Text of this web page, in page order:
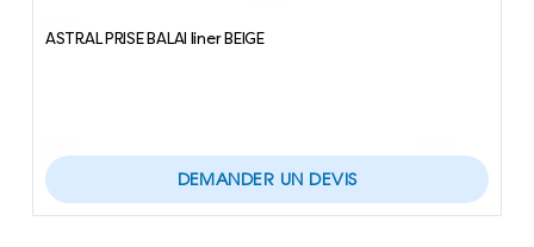
ASTRAL PRISE BALAI liner BEIGE
DEMANDER UN DEVIS